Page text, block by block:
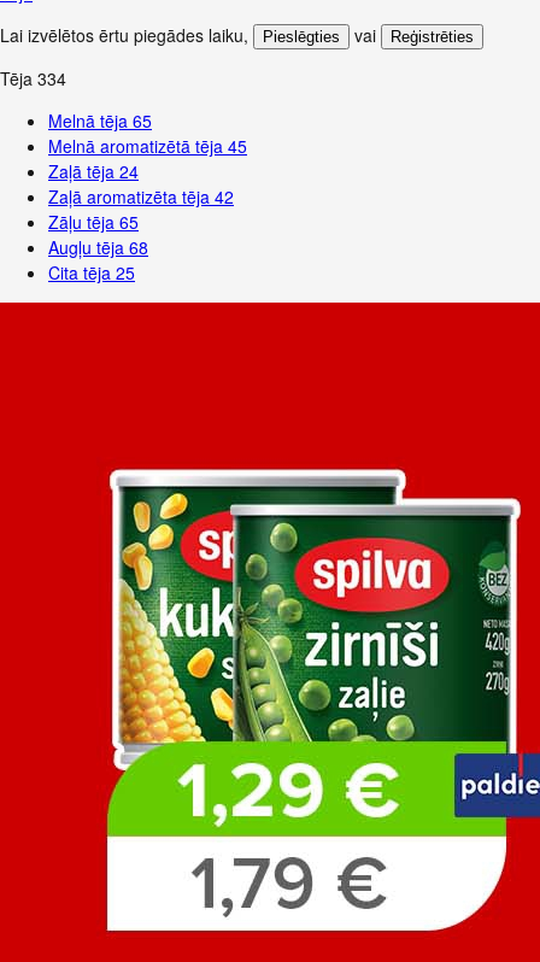
Lai izvēlētos ērtu piegādes laiku, Pieslēgties vai Reģistrēties
Tēja 334
Melnā tēja 65
Melnā aromatizētā tēja 45
Zaļā tēja 24
Zaļā aromatizēta tēja 42
Zāļu tēja 65
Augļu tēja 68
Cita tēja 25